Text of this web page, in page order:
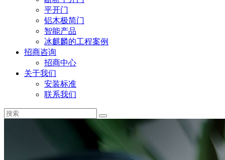
平开门
铝木极简门
智能产品
冰麒麟的工程案例
招商咨询
招商中心
关于我们
安装标准
联系我们